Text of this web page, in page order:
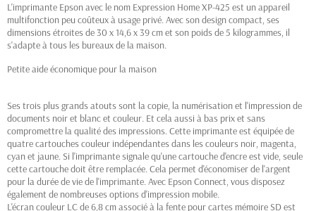
L'imprimante Epson avec le nom Expression Home XP-425 est un appareil
multifonction peu coûteux à usage privé. Avec son design compact, ses
dimensions étroites de 30 x 14,6 x 39 cm et son poids de 5 kilogrammes, il
s'adapte à tous les bureaux de la maison.
Petite aide économique pour la maison
Ses trois plus grands atouts sont la copie, la numérisation et l'impression de
documents noir et blanc et couleur. Et cela aussi à bas prix et sans
compromettre la qualité des impressions. Cette imprimante est équipée de
quatre cartouches couleur indépendantes dans les couleurs noir, magenta,
cyan et jaune. Si l'imprimante signale qu'une cartouche d'encre est vide, seule
cette cartouche doit être remplacée. Cela permet d'économiser de l'argent
pour la durée de vie de l'imprimante. Avec Epson Connect, vous disposez
également de nombreuses options d'impression mobile.
L'écran couleur LC de 6,8 cm associé à la fente pour cartes mémoire SD est